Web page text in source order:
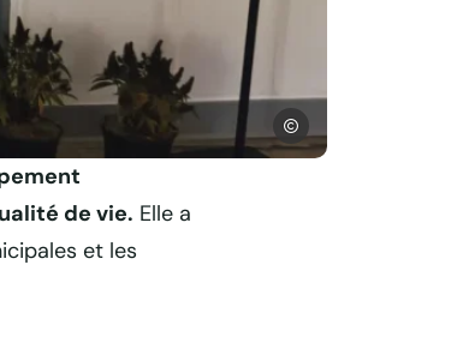
ADTA
de vie. Elle a
et les